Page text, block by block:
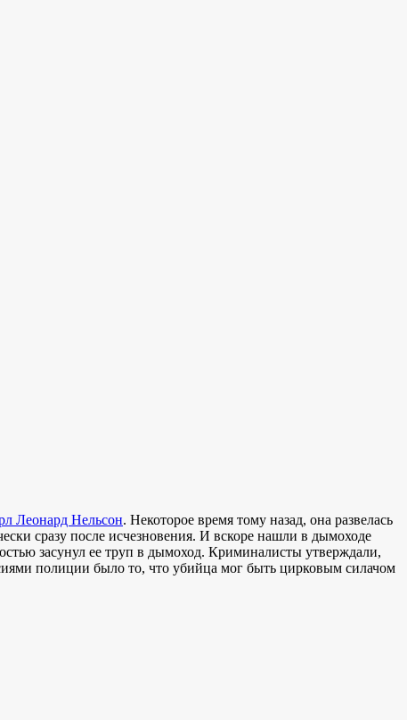
Леонард Нельсон. Некоторое время тому назад, она развелась
сразу после исчезновения. И вскоре нашли в дымоходе
засунул ее труп в дымоход. Криминалисты утверждали,
полиции было то, что убийца мог быть цирковым силачом